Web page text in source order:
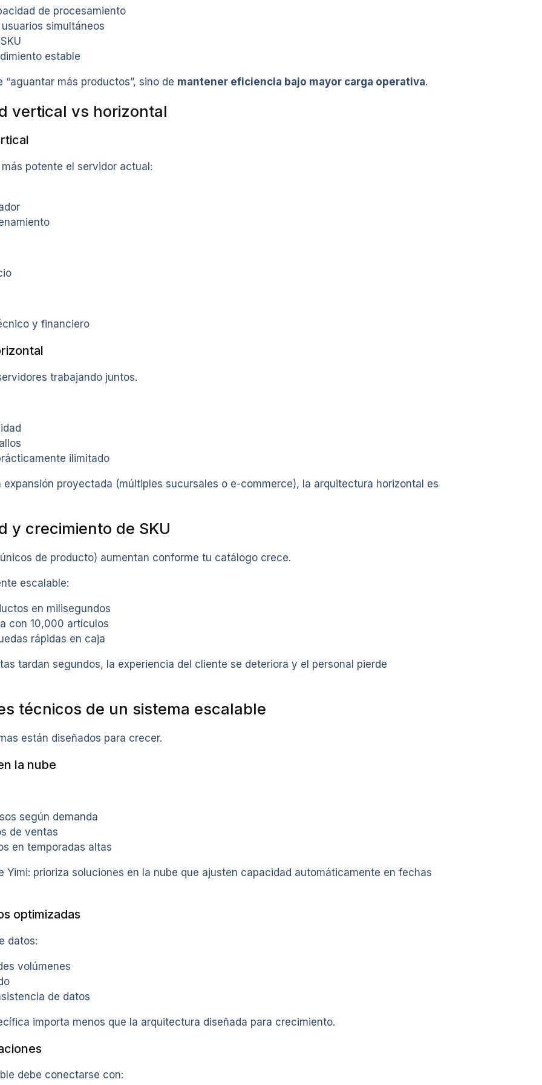
de procesamiento
simultáneos
estable
“aguantar más productos”, sino de mantener eficiencia bajo mayor carga operativa.
vertical vs horizontal
potente el servidor actual:
y financiero
trabajando juntos.
ilimitado
expansión proyectada (múltiples sucursales o e-commerce), la arquitectura horizontal es
y crecimiento de SKU
de producto) aumentan conforme tu catálogo crece.
escalable:
en milisegundos
con 10,000 artículos
rápidas en caja
tardan segundos, la experiencia del cliente se deteriora y el personal pierde
técnicos de un sistema escalable
están diseñados para crecer.
la nube
según demanda
de ventas
en temporadas altas
Yimi: prioriza soluciones en la nube que ajusten capacidad automáticamente en fechas
optimizadas
datos:
volúmenes
de datos
importa menos que la arquitectura diseñada para crecimiento.
debe conectarse con: